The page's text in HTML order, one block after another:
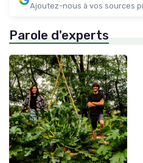
Ajoutez-nous à vos sources
Parole d'experts